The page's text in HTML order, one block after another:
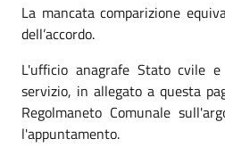
La mancata comparizione
dell’accordo.
L'ufficio anagrafe Stato cvile
servizio, in allegato a questa
Regolmaneto Comunale
l'appuntamento.